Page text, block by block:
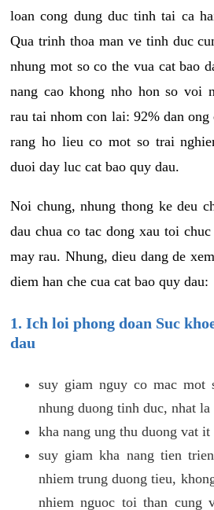
loan cong dung duc tinh tai ca
Qua trinh thoa man ve tinh duc
nhung mot so co the vua cat bao
nang cao khong nho hon so voi
rau tai nhom con lai: 92% dan ong
rang ho lieu co mot so trai
duoi day luc cat bao quy dau.
Noi chung, nhung thong ke deu
dau chua co tac dong xau toi
may rau. Nhung, dieu dang de
diem han che cua cat bao quy dau:
1. Ich loi phong doan Suc
dau
suy giam nguy co mac mot
nhung duong tinh duc, nhat
kha nang ung thu duong vat
suy giam kha nang tien
nhiem trung duong tieu,
nhiem nguoc toi than cung